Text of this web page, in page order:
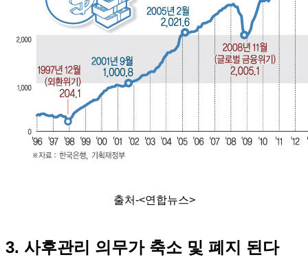
출처-<연합뉴스>
3. 사후관리 의무가 축소 및 폐지 된다